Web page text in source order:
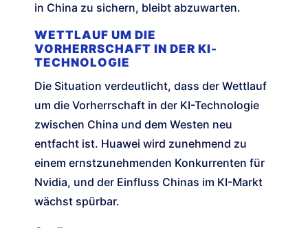
in China zu sichern, bleibt abzuwarten.
WETTLAUF UM DIE
VORHERRSCHAFT IN DER KI-
TECHNOLOGIE
Die Situation verdeutlicht, dass der Wettlauf
um die Vorherrschaft in der KI-Technologie
zwischen China und dem Westen neu
entfacht ist. Huawei wird zunehmend zu
einem ernstzunehmenden Konkurrenten für
Nvidia, und der Einfluss Chinas im KI-Markt
wächst spürbar.